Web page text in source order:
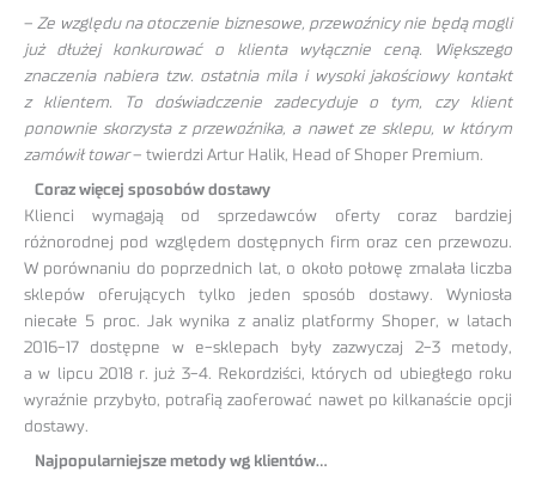
–Ze względu na otoczenie biznesowe, przewoźnicy nie będą mogli
już dłużej konkurować o klienta wyłącznie ceną. Większego
znaczenia nabiera tzw. ostatnia mila i wysoki jakościowy kontakt
z klientem. To doświadczenie zadecyduje o tym, czy klient
ponownie skorzysta z przewoźnika, a nawet ze sklepu, w którym
zamówił towar– twierdzi Artur Halik, Head of Shoper Premium.
Coraz więcej sposobów dostawy
Klienci wymagają od sprzedawców oferty coraz bardziej
różnorodnej pod względem dostępnych firm oraz cen przewozu.
W porównaniu do poprzednich lat, o około połowę zmalała liczba
sklepów oferujących tylko jeden sposób dostawy. Wyniosła
niecałe 5 proc. Jak wynika z analiz platformy Shoper, w latach
2016-17 dostępne w e-sklepach były zazwyczaj 2-3 metody,
a w lipcu 2018 r. już 3-4. Rekordziści, których od ubiegłego roku
wyraźnie przybyło, potrafią zaoferować nawet po kilkanaście opcji
dostawy.
Najpopularniejsze metody wg klientów…